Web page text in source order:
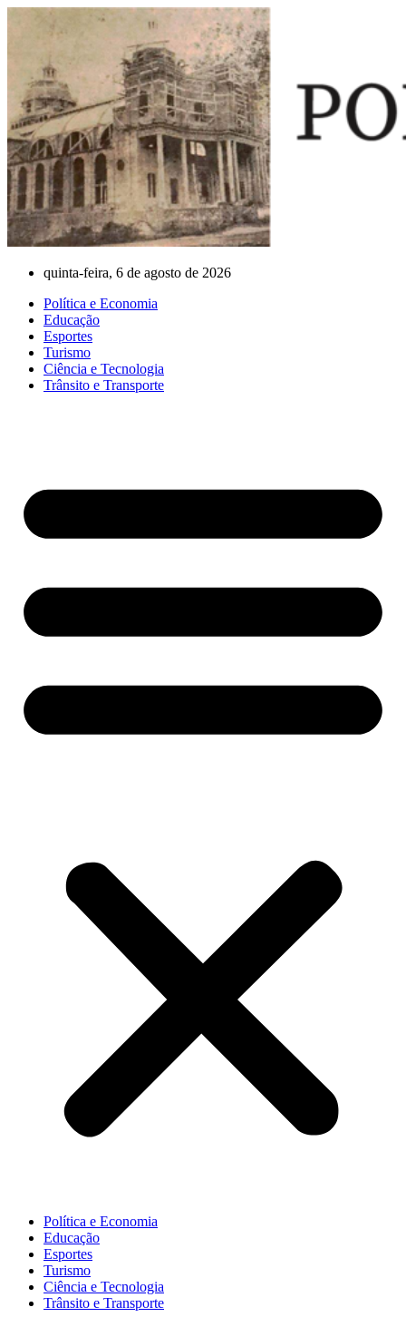
conteúdo
quinta-feira, 6 de agosto de 2026
Política e Economia
Educação
Esportes
Turismo
Ciência e Tecnologia
Trânsito e Transporte
Política e Economia
Educação
Esportes
Turismo
Ciência e Tecnologia
Trânsito e Transporte